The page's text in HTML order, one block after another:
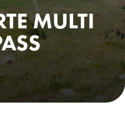
MULTI